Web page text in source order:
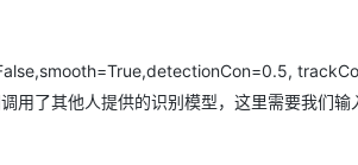
用了其他人提供的识别模型，这里需要我们输